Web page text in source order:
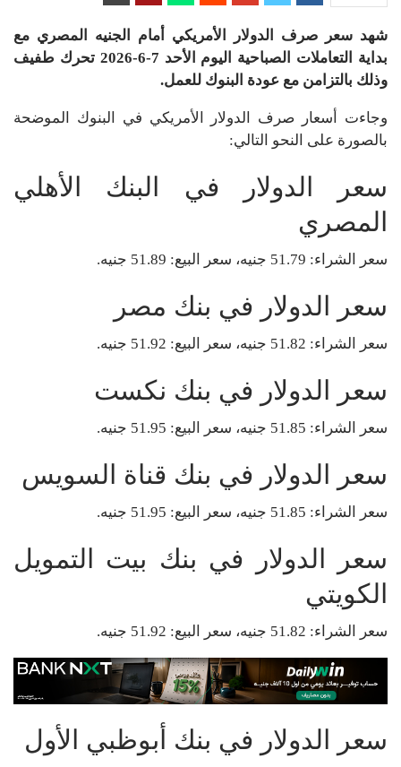
شهد سعر صرف الدولار الأمريكي أمام الجنيه المصري مع
بداية التعاملات الصباحية اليوم الأحد 7-6-2026 تحرك طفيف
وذلك بالتزامن مع عودة البنوك للعمل.
وجاءت أسعار صرف الدولار الأمريكي في البنوك الموضحة
بالصورة على النحو التالي:
سعر الدولار في البنك الأهلي
المصري
سعر الشراء: 51.79 جنيه، سعر البيع: 51.89 جنيه.
سعر الدولار في بنك مصر
سعر الشراء: 51.82 جنيه، سعر البيع: 51.92 جنيه.
سعر الدولار في بنك نكست
سعر الشراء: 51.85 جنيه، سعر البيع: 51.95 جنيه.
سعر الدولار في بنك قناة السويس
سعر الشراء: 51.85 جنيه، سعر البيع: 51.95 جنيه.
سعر الدولار في بنك بيت التمويل
الكويتي
سعر الشراء: 51.82 جنيه، سعر البيع: 51.92 جنيه.
سعر الدولار في بنك أبوظبي الأول